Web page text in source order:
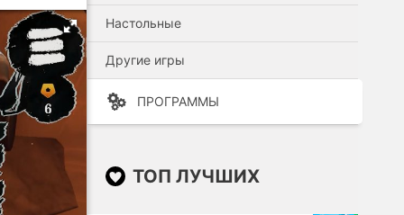
Настольные
Другие игры
ПРОГРАММЫ
ТОП ЛУЧШИХ